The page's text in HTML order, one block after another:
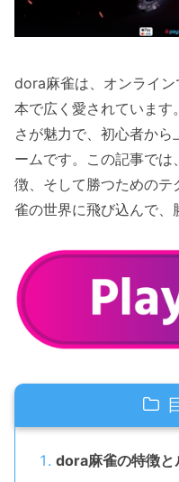
dora麻雀は、オンライ
本で広く愛されています
さが魅力で、初心者か
ームです。この記事で
徴、そして勝つためのテ
雀の世界に飛び込んで、
dora麻雀の特徴と